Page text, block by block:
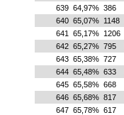
639 64,97% 386
640 65,07% 1148
641
65,17% 1206
642 65,27% 795
643 65,38% 727
644 65,48% 633
645 65,58% 668
646 65,68% 817
647 65,78% 617